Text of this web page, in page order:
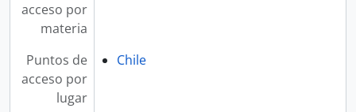
acceso por
materia
Puntos de
acceso por
lugar
Chile